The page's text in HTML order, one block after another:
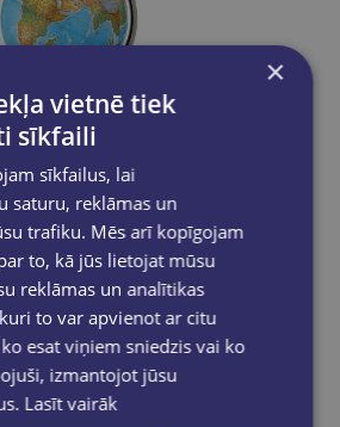
Globuss Frost 20cm RUS
€29.95
Ielikt grozā
×
vietnē tiek
sīkfaili
sīkfailus, lai
saturu, reklāmas un
trafiku. Mēs arī kopīgojam
to, kā jūs lietojat mūsu
reklāmas un analītikas
to var apvienot ar citu
esat viņiem sniedzis vai ko
izmantojot jūsu
Lasīt vairāk